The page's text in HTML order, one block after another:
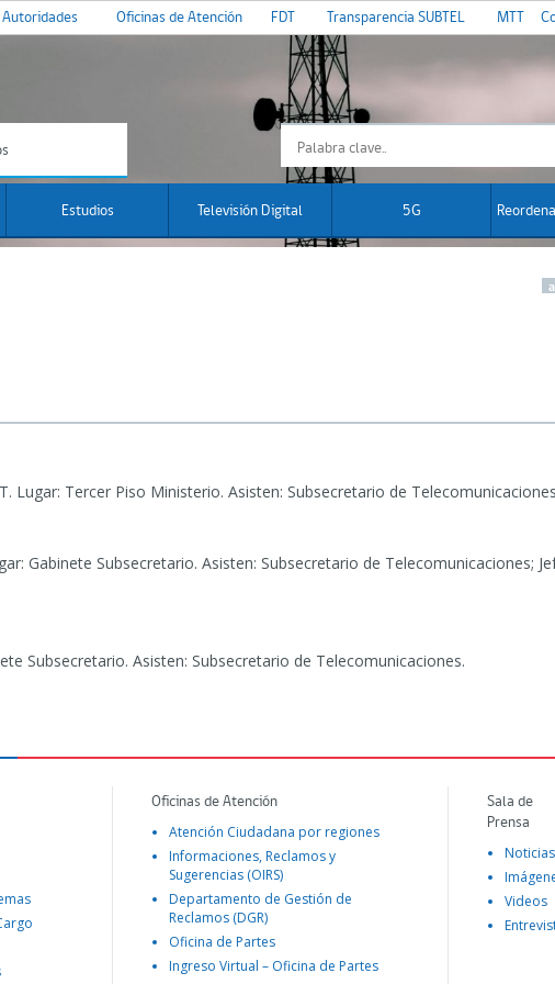
Autoridades Oficinas de Atención FDT Transparencia SUBTEL MTT
Estudios Televisión Digital 5G
a
Lugar: Tercer Piso Ministerio. Asisten: Subsecretario de
Gabinete Subsecretario. Asisten: Subsecretario de Telecomunicaciones;
Subsecretario. Asisten: Subsecretario de Telecomunicaciones.
Oficinas de Atención
Atención Ciudadana por regiones
Informaciones, Reclamos y
Sugerencias (OIRS)
Departamento de Gestión de
Reclamos (DGR)
Oficina de Partes
Ingreso Virtual – Oficina de Partes
Sala de
Prensa
Noticias
Videos